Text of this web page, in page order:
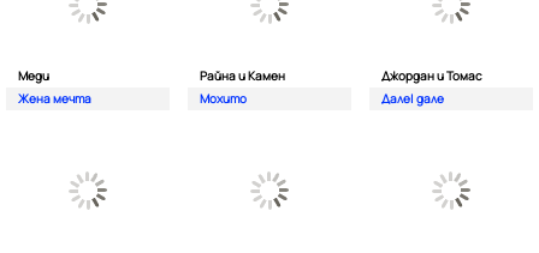
Меди
Жена мечта
Райна и Камен
Мохито
Джордан и Томас
Дале| дале